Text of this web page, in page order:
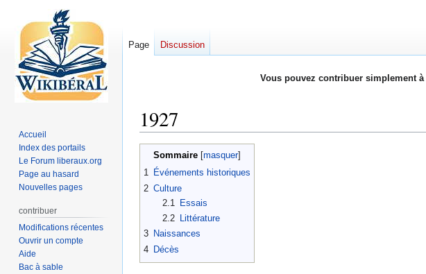
Vous pouvez contribuer simplement à
1927
Aller
navigation
Aller
recherche
Sommaire
1 Événements historiques
2 Culture
2.1
Essais
2.2
Littérature
3 Naissances
4 Décès
Page Discussion
Accueil
Index des portails
Le Forum liberaux.org
Page au hasard
Nouvelles pages
contribuer
Modifications récentes
Ouvrir un compte
Aide
Bac à sable